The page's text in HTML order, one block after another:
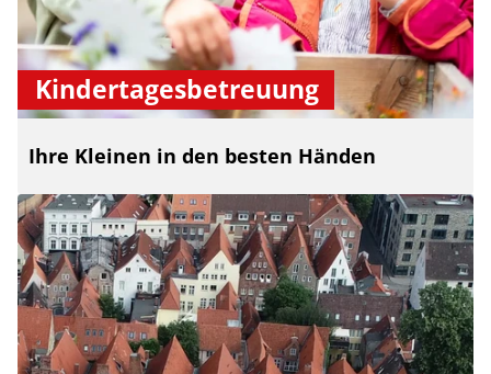
Kindertagesbetreuung
Ihre Kleinen in den besten Händen